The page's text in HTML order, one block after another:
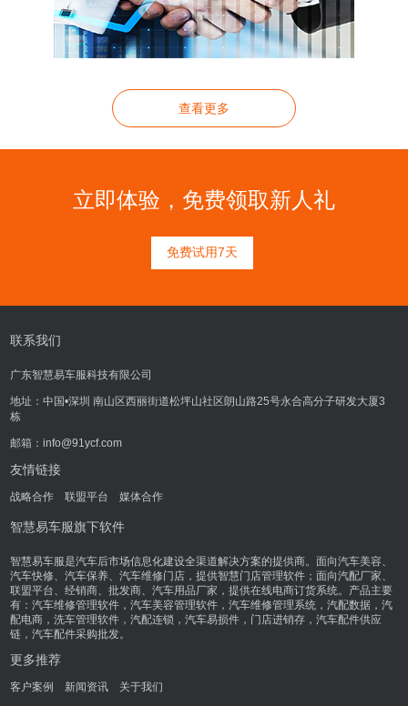
查看更多
立即体验，免费领取新人礼
免费试用7天
联系我们
广东智慧易车服科技有限公司
地址：中国•深圳 南山区西丽街道松坪山社区朗山路25号永合高分子研发大厦3
栋
邮箱：info@91ycf.com
友情链接
战略合作 联盟平台 媒体合作
智慧易车服旗下软件
智慧易车服是汽车后市场信息化建设全渠道解决方案的提供商。面向汽车美容、
汽车快修、汽车保养、汽车维修门店，提供智慧门店管理软件；面向汽配厂家、
联盟平台、经销商、批发商、汽车用品厂家，提供在线电商订货系统。产品主要
有：汽车维修管理软件，汽车美容管理软件，汽车维修管理系统，汽配数据，汽
配电商，洗车管理软件，汽配连锁，汽车易损件，门店进销存，汽车配件供应
链，汽车配件采购批发。
更多推荐
客户案例 新闻资讯 关于我们